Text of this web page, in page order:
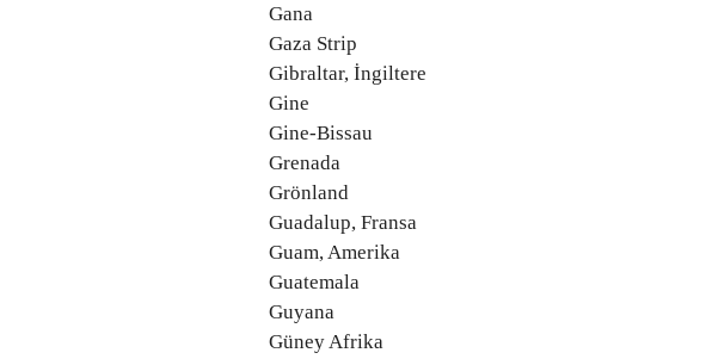
Gana
Gaza Strip
Gibraltar, İngiltere
Gine
Gine-Bissau
Grenada
Grönland
Guadalup, Fransa
Guam, Amerika
Guatemala
Guyana
Güney Afrika